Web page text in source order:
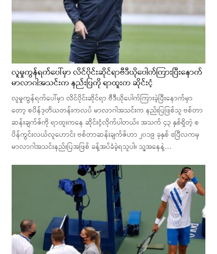
လူမှုကွန်ရက်ပေါ်မှာ လိင်ပိုင်းဆိုင်ရာဗီဒီယိုပေါက်ကြားပြီးနောက်
မာလာဂါအသင်းက နည်းပြကို ရာထူးက ဆိုင်းငံ့
လူမှုကွန်ရက်ပေါ်မှာ လိင်ပိုင်းဆိုင်ရာ ဗီဒီယိုပေါက်ကြားခဲ့ပြီးနောက်မှာ
တော့ စပိန်ဒုတိယတန်းကလပ် မာလာဂါအသင်းက နည်းပြဖြစ်သူ ဗစ်တာ
ဆန်းချက်ဇ်ကို ရာထူးကနေ ဆိုင်းငံ့လိုက်ပါတယ်။ အသက် ၄၃ နှစ်ရှိတဲ့ စ
ပိန်ကွင်းလယ်လူဟောင်း ဗစ်တာဆန်းချက်ဇ်ဟာ ၂၀၁၉ ခုနှစ် ဧပြီလကမှ
မာလာဂါအသင်းနည်းပြအဖြစ် ခန့်အပ်ခံခဲ့ရသူပါ။ သူ့အနေနဲ့…